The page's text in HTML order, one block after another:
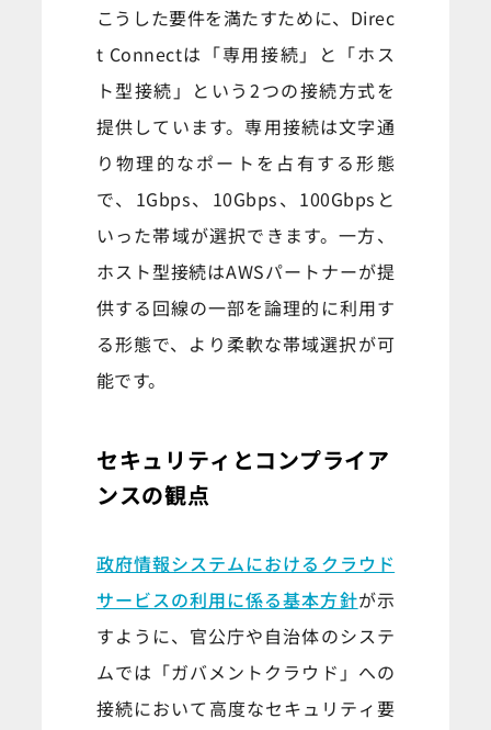
こうした要件を満たすために、Direc
t Connectは「専用接続」と「ホス
ト型接続」という2つの接続方式を
提供しています。専用接続は文字通
り物理的なポートを占有する形態
で、1Gbps、10Gbps、100Gbpsと
いった帯域が選択できます。一方、
ホスト型接続はAWSパートナーが提
供する回線の一部を論理的に利用す
る形態で、より柔軟な帯域選択が可
能です。
セキュリティとコンプライア
ンスの観点
政府情報システムにおけるクラウド
サービスの利用に係る基本方針が示
すように、官公庁や自治体のシステ
ムでは「ガバメントクラウド」への
接続において高度なセキュリティ要